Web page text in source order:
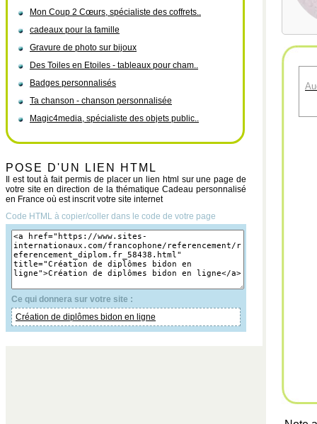
Mon Coup 2 Cœurs, spécialiste des coffrets..
cadeaux pour la famille
Gravure de photo sur bijoux
Des Toiles en Etoiles - tableaux pour cham..
Badges personnalisés
Ta chanson - chanson personnalisée
Magic4media, spécialiste des objets public..
POSE D'UN LIEN HTML
Il est tout à fait permis de placer un lien html sur une page de
votre site en direction de la thématique Cadeau personnalisé
en France où est inscrit votre site internet
Code HTML à copier/coller dans le code de votre page
Ce qui donnera sur votre site :
Création de diplômes bidon en ligne